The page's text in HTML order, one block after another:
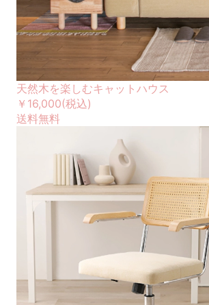
天然木を楽しむキャットハウス
￥16,000(税込)
送料無料